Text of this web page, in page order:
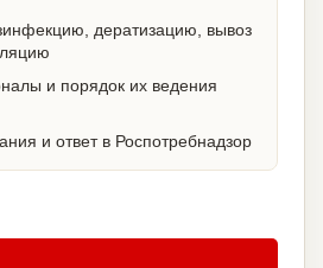
дератизацию, вывоз
и порядок их ведения
и ответ в Роспотребнадзор